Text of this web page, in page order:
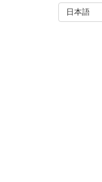
日本語